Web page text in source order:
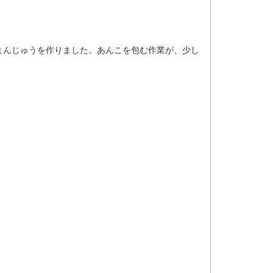
じゅうを作りました。あんこを包む作業が、少し